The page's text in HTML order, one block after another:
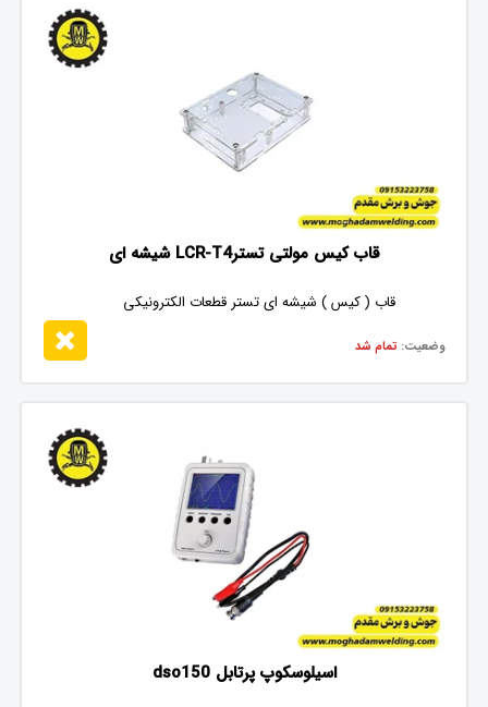
قاب کیس مولتی تسترLCR-T4 شیشه ای
قاب ( کیس ) شیشه ای تستر قطعات الکترونیکی
وضعیت: تمام شد
اسیلوسکوپ پرتابل dso150